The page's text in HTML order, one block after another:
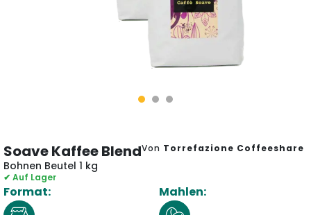
Soave Kaffee BlendVon Torrefazione Coffeeshare
Bohnen Beutel 1 kg
✔ Auf Lager
Format: Mahlen: